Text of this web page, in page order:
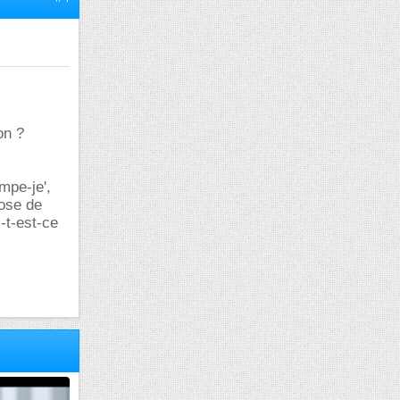
?
je',
de
t-est-ce